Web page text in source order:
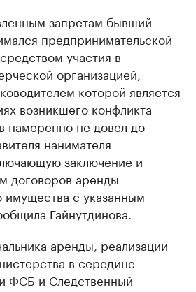
запретам бывший
предпринимательской
участия в
организацией,
которой является
возникшего конфликта
намеренно не довел до
нанимателя
заключение и
договоров аренды
имущества с указанным
Гайнутдинова.
аренды, реализации
в середине
ФСБ и Следственный